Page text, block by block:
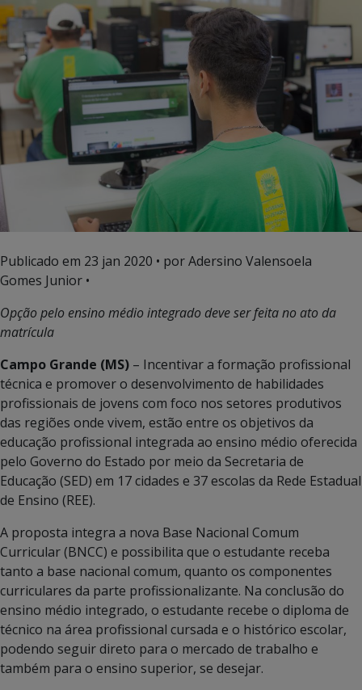
Publicado em 23 jan 2020 • por Adersino Valensoela
Gomes Junior •
Opção pelo ensino médio integrado deve ser feita no ato da
matrícula
Campo Grande (MS) – Incentivar a formação profissional
técnica e promover o desenvolvimento de habilidades
profissionais de jovens com foco nos setores produtivos
das regiões onde vivem, estão entre os objetivos da
educação profissional integrada ao ensino médio oferecida
pelo Governo do Estado por meio da Secretaria de
Educação (SED) em 17 cidades e 37 escolas da Rede Estadual
de Ensino (REE).
A proposta integra a nova Base Nacional Comum
Curricular (BNCC) e possibilita que o estudante receba
tanto a base nacional comum, quanto os componentes
curriculares da parte profissionalizante. Na conclusão do
ensino médio integrado, o estudante recebe o diploma de
técnico na área profissional cursada e o histórico escolar,
podendo seguir direto para o mercado de trabalho e
também para o ensino superior, se desejar.